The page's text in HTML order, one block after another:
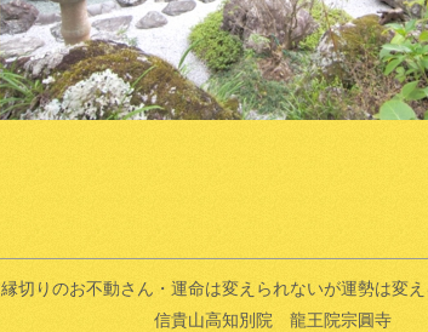
縁切りのお不動さん・運命は変えられないが運勢は変
信貴山高知別院 龍王院宗圓寺